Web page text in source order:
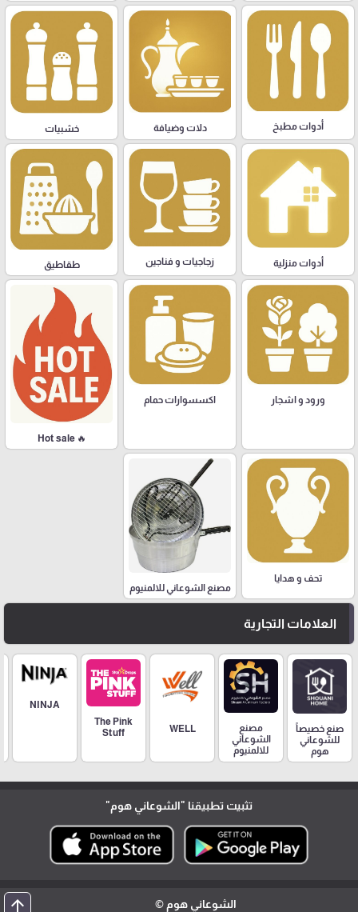
أدوات مطبخ دلات وضيافة خشبيات
أدوات منزلية زجاجيات و فناجين طقاطيق
ورود و اشجار اكسسوارات حمام
🔥 Hot sale
تحف و هدايا
مصنع الشوعاني للالمنيوم
العلامات التجارية
صنع خصيصاً
للشوعاني
هوم
مصنع
الشوعاني
للالمنيوم
WELL
The Pink
Stuff
NINJA
تثبيت تطبيقنا "الشوعاني هوم"
الشوعاني هوم © arrow_upward